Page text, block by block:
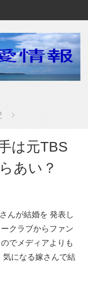
は元TBS
あい？
んが結婚を 発表し
クラブからファン
でメディアよりも
気になる嫁さんで結